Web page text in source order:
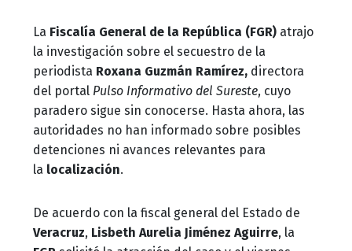
La Fiscalía General de la República (FGR) atrajo
la investigación sobre el secuestro de la
periodista Roxana Guzmán Ramírez, directora
del portal Pulso Informativo del Sureste, cuyo
paradero sigue sin conocerse. Hasta ahora, las
autoridades no han informado sobre posibles
detenciones ni avances relevantes para
la localización.
De acuerdo con la fiscal general del Estado de
Veracruz, Lisbeth Aurelia Jiménez Aguirre, la